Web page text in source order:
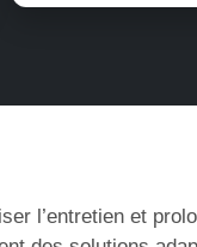
l’entretien et